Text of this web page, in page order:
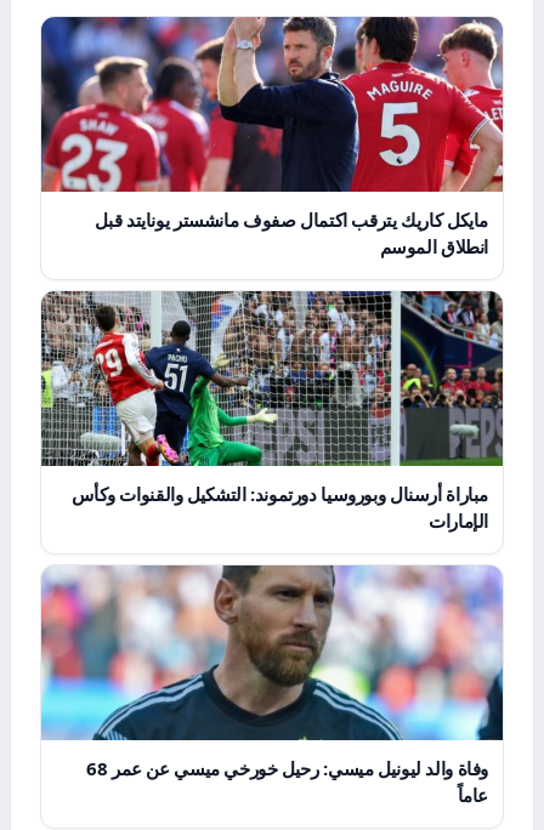
مايكل كاريك يترقب اكتمال صفوف مانشستر يونايتد قبل
انطلاق الموسم
مباراة أرسنال وبوروسيا دورتموند: التشكيل والقنوات وكأس
الإمارات
وفاة والد ليونيل ميسي: رحيل خورخي ميسي عن عمر 68
عاماً